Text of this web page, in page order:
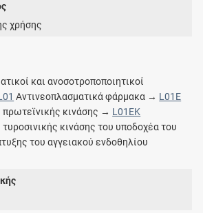
χρήσης
και ανοσοτροποποιητικοί
Αντινεοπλασματικά φάρμακα → L01E
πρωτεϊνικής κινάσης → L01EK
κινάσης του υποδοχέα του
του αγγειακού ενδοθηλίου